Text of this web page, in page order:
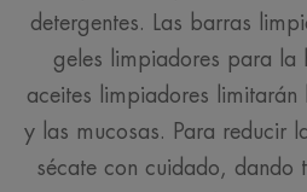
detergentes. Las barras
geles limpiadores para la
aceites limpiadores limitarán
y las mucosas. Para reducir
sécate con cuidado, dando